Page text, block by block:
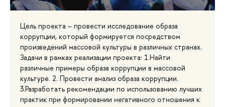
Цель проекта – провести исследование образа
коррупции, который формируется посредством
произведений массовой культуры в различных странах.
Задачи в рамках реализации проекта: 1.Найти
различные примеры образа коррупции в массовой
культуре. 2. Провести анализ образа коррупции.
3.Разработать рекомендации по использованию лучших
практик при формировании негативного отношения к